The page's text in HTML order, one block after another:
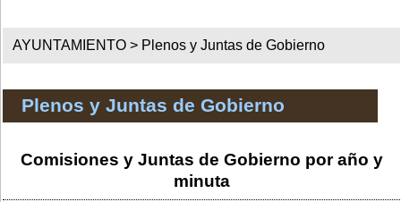
AYUNTAMIENTO > Plenos y Juntas de Gobierno
Plenos y Juntas de Gobierno
Comisiones y Juntas de Gobierno por año y
minuta